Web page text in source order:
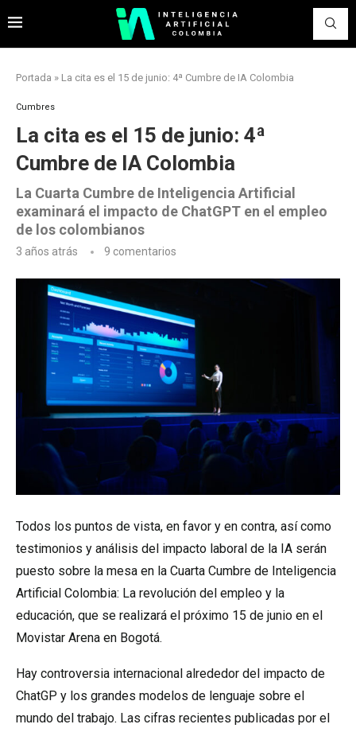
Portada » La cita es el 15 de junio: 4ª Cumbre de IA Colombia
Cumbres
La cita es el 15 de junio: 4ª
Cumbre de IA Colombia
La Cuarta Cumbre de Inteligencia Artificial
examinará el impacto de ChatGPT en el empleo
de los colombianos
3 años atrás 9 comentarios
Todos los puntos de vista, en favor y en contra, así como
testimonios y análisis del impacto laboral de la IA serán
puesto sobre la mesa en la Cuarta Cumbre de Inteligencia
Artificial Colombia: La revolución del empleo y la
educación, que se realizará el próximo 15 de junio en el
Movistar Arena en Bogotá.
Hay controversia internacional alrededor del impacto de
ChatGP y los grandes modelos de lenguaje sobre el
mundo del trabajo. Las cifras recientes publicadas por el